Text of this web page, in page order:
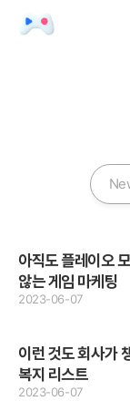
아직도 플레이오
않는 게임 마케팅
2023-06-07
이런 것도 회사가
복지 리스트
2023-06-07